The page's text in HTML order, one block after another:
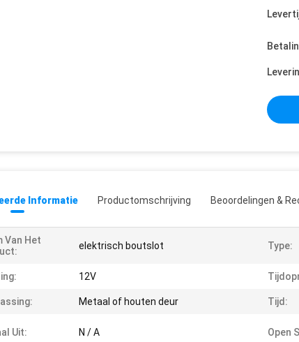
Informatie Productomschrijving Beoordelingen &
Van Het
elektrisch boutslot Type:
12V
Metaal of houten deur Tijd:
Uit: N / A Open